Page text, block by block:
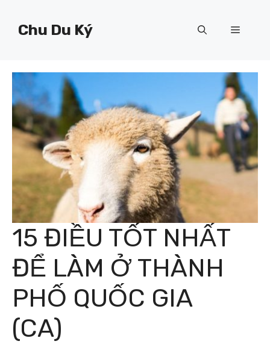
Chu Du Ký Menu
15 ĐIỀU TỐT NHẤT
ĐỂ LÀM Ở THÀNH
PHỐ QUỐC GIA
(CA)